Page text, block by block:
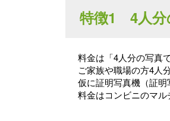
特徴1 4人分
料金は「4人分の写真
ご家族や職場の方4人
仮に証明写真機（証
料金はコンビニのマル